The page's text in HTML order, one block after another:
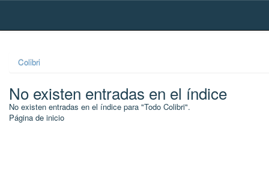
Skip
Colibri
No existen entradas en el índice
No existen entradas en el índice para "Todo Colibri".
Página de inicio